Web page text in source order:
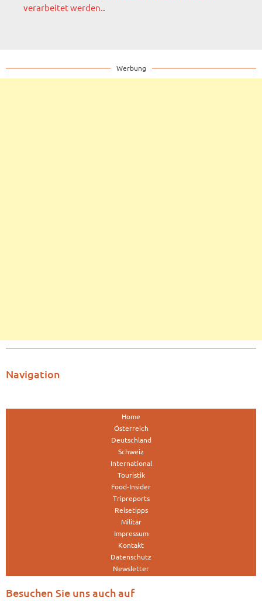
verarbeitet werden..
Werbung
Navigation
Home
Österreich
Deutschland
Schweiz
International
Touristik
Food-Insider
Tripreports
Reisetipps
Militär
Impressum
Kontakt
Datenschutz
Newsletter
Besuchen Sie uns auch auf